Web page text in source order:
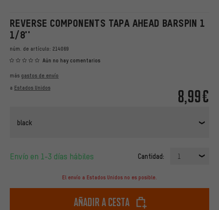
REVERSE COMPONENTS TAPA AHEAD BARSPIN 1
1/8''
núm. de artículo: 214069
Aún no hay comentarios
8,99€
más gastos de envío
a Estados Unidos
black
Envío en 1-3 días hábiles Cantidad: 1
El envío a Estados Unidos no es posible.
Añadir a cesta